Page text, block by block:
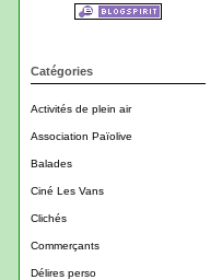
Catégories
Activités de plein air
Association Païolive
Balades
Ciné Les Vans
Clichés
Commerçants
Délires perso